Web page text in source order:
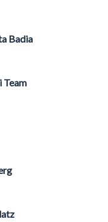
Badia
Team